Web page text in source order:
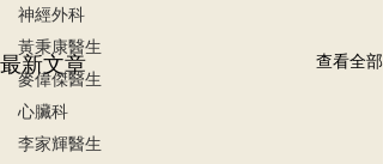
神經外科
黃秉康醫生
麥偉傑醫生
心臟科
李家輝醫生
最新文章 查看全部